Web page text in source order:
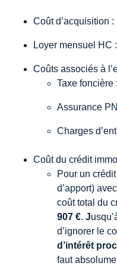
Coût d’acquisition :
Loyer mensuel HC :
Coûts associés à
Taxe foncière :
Assurance
Charges
Coût du crédit
Pour un
d’apport)
coût total du
907 €. J
d’ignorer le
d’intérêt
faut